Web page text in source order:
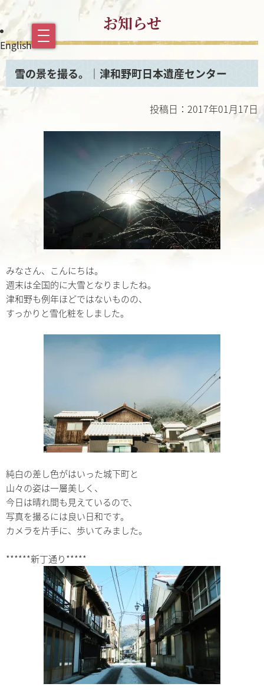
English
お知らせ
雪の景を撮る。｜津和野町日本遺産センター
投稿日：2017年01月17日
みなさん、こんにちは。
週末は全国的に大雪となりましたね。
津和野も例年ほどではないものの、
すっかりと雪化粧をしました。
純白の差し色がはいった城下町と
山々の姿は一層美しく、
今日は晴れ間も見えているので、
写真を撮るには良い日和です。
カメラを片手に、歩いてみました。
******新丁通り*****